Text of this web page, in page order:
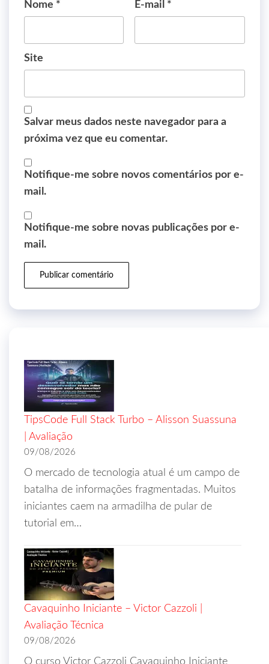
Nome * E-mail *
Site
Salvar meus dados neste navegador para a
próxima vez que eu comentar.
Notifique-me sobre novos comentários por e-
mail.
Notifique-me sobre novas publicações por e-
mail.
TipsCode Full Stack Turbo – Alisson Suassuna
| Avaliação
09/08/2026
O mercado de tecnologia atual é um campo de
batalha de informações fragmentadas. Muitos
iniciantes caem na armadilha de pular de
tutorial em…
Cavaquinho Iniciante – Victor Cazzoli |
Avaliação Técnica
09/08/2026
O curso Victor Cazzoli Cavaquinho Iniciante